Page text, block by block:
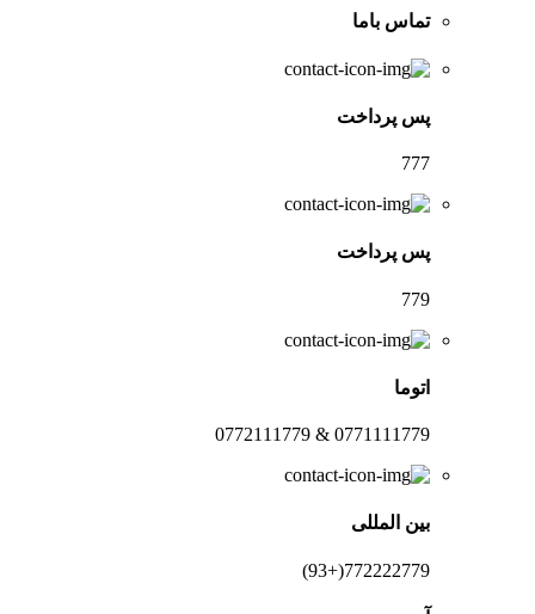
تماس باما
پس پرداخت
777
پس پرداخت
779
اتوما
0771111779 & 0772111779
بین المللی
772222779(+93)